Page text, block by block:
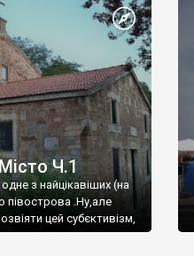
Ч.1
з найцікавіших (на
півострова .Ну,але
цей субєктивізм,